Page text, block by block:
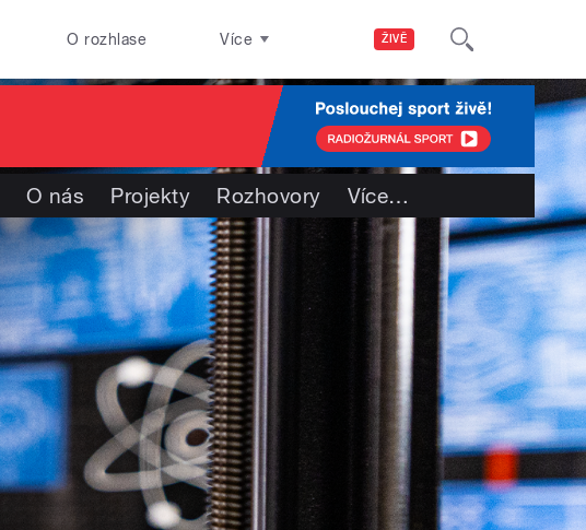
ŽIVĚ
O rozhlase Více
O nás Projekty Rozhovory Více…